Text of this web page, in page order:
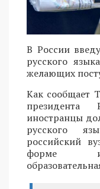
В России
русского
желающих
Как сообщает
президента
иностранцы
русского
российский
форме